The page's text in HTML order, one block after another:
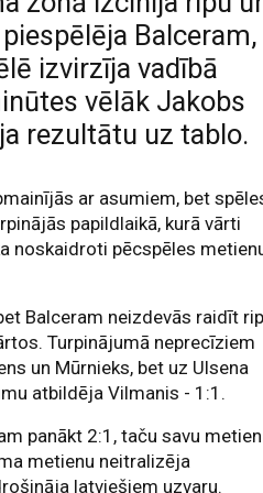
Balceram,
izvirzīja vadībā
vēlāk Jakobs
rezultātu uz tablo.
ar asumiem, bet
papildlaikā, kurā vārti
noskaidroti pēcspēles
Balceram neizdevās raidīt
Turpinājumā neprecīziem
un Mūrnieks, bet uz Ulsena
atbildēja Vilmanis - 1:1.
panākt 2:1, taču savu
metienu neitralizēja
latviešiem uzvaru.